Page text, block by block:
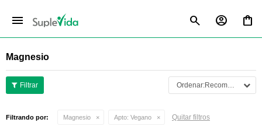
menu
Magnesio
Recomendados
Filtrando por: Magnesio Apto: Vegano Quitar filtros